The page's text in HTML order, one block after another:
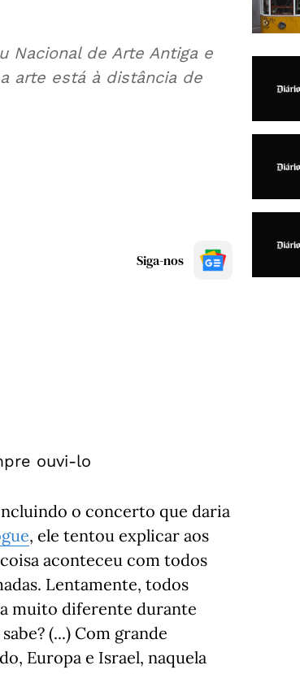
Nacional de Arte Antiga e
arte está à distância de
Siga-nos
ouvi-lo
o concerto que daria
, ele tentou explicar aos
aconteceu com todos
Lentamente, todos
muito diferente durante
(...) Com grande
Europa e Israel, naquela